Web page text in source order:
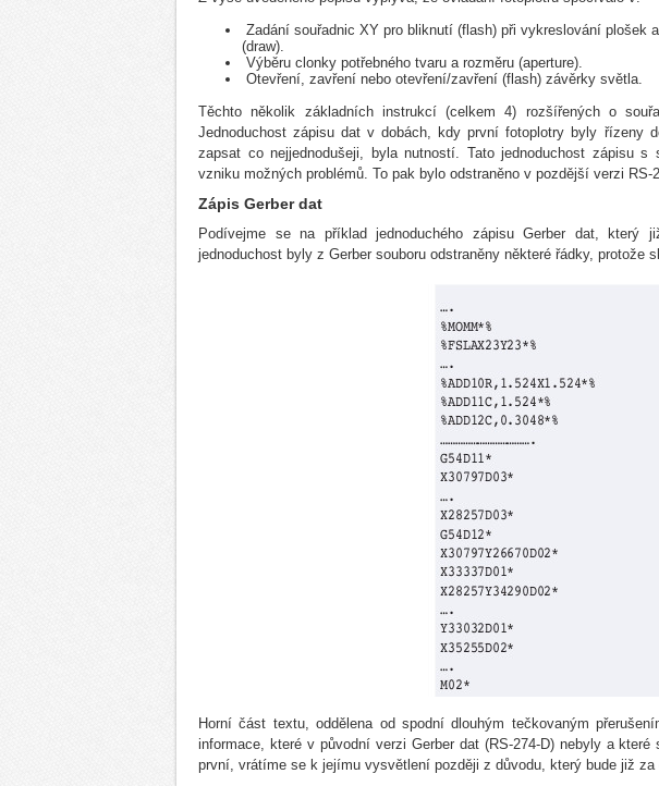
Zadání souřadnic XY pro bliknutí (flash) při vykreslování plošek
(draw).
Výběru clonky potřebného tvaru a rozměru (aperture).
Otevření, zavření nebo otevření/zavření (flash) závěrky světla.
Těchto několik základních instrukcí (celkem 4) rozšířených o
Jednoduchost zápisu dat v dobách, kdy první fotoplotry byly řízeny
zapsat co nejjednodušeji, byla nutností. Tato jednoduchost zápisu
vzniku možných problémů. To pak bylo odstraněno v pozdější verzi RS-
Zápis Gerber dat
Podívejme se na příklad jednoduchého zápisu Gerber dat, který
jednoduchost byly z Gerber souboru odstraněny některé řádky, protože
Horní část textu, oddělena od spodní dlouhým tečkovaným
informace, které v původní verzi Gerber dat (RS-274-D) nebyly a
první, vrátíme se k jejímu vysvětlení později z důvodu, který bude již za